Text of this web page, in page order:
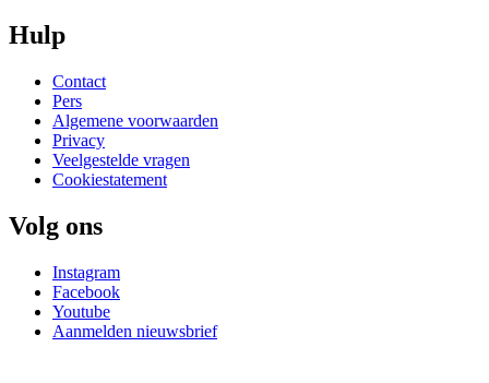
Hulp
Contact
Pers
Algemene voorwaarden
Privacy
Veelgestelde vragen
Cookiestatement
Volg ons
Instagram
Facebook
Youtube
Aanmelden nieuwsbrief